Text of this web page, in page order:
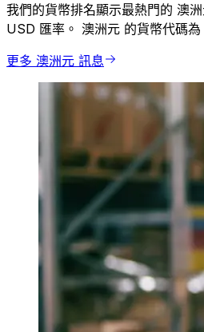
我們的貨幣排名顯示最熱門的 澳
USD 匯率。 澳洲元 的貨幣代碼
更多 澳洲元 訊息